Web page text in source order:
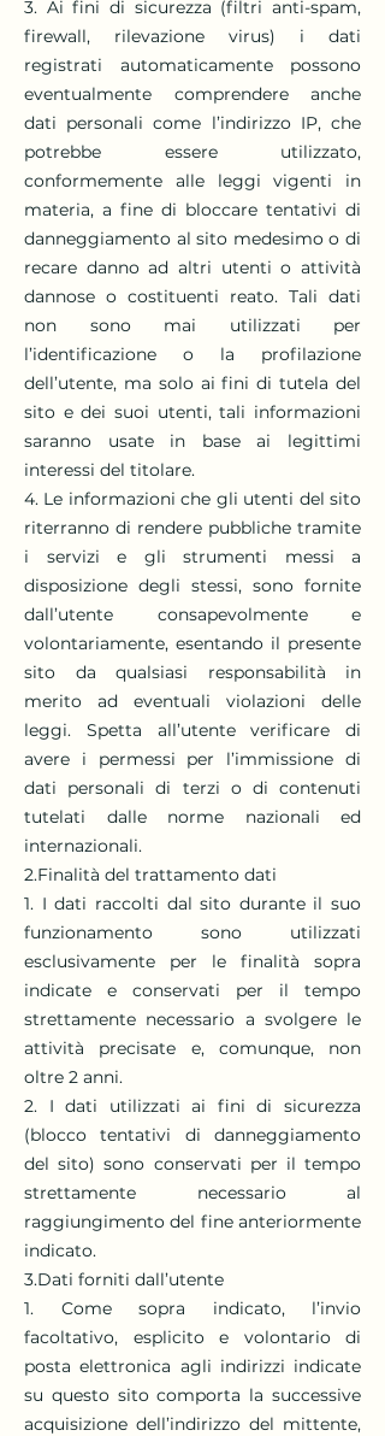
3. Ai fini di sicurezza (filtri anti-spam,
firewall, rilevazione virus) i dati
registrati automaticamente possono
eventualmente comprendere anche
dati personali come l’indirizzo IP, che
potrebbe essere utilizzato,
conformemente alle leggi vigenti in
materia, a fine di bloccare tentativi di
danneggiamento al sito medesimo o di
recare danno ad altri utenti o attività
dannose o costituenti reato. Tali dati
non sono mai utilizzati per
l’identificazione o la profilazione
dell’utente, ma solo ai fini di tutela del
sito e dei suoi utenti, tali informazioni
saranno usate in base ai legittimi
interessi del titolare.
4. Le informazioni che gli utenti del sito
riterranno di rendere pubbliche tramite
i servizi e gli strumenti messi a
disposizione degli stessi, sono fornite
dall’utente consapevolmente e
volontariamente, esentando il presente
sito da qualsiasi responsabilità in
merito ad eventuali violazioni delle
leggi. Spetta all’utente verificare di
avere i permessi per l’immissione di
dati personali di terzi o di contenuti
tutelati dalle norme nazionali ed
internazionali.
2.Finalità del trattamento dati
1. I dati raccolti dal sito durante il suo
funzionamento sono utilizzati
esclusivamente per le finalità sopra
indicate e conservati per il tempo
strettamente necessario a svolgere le
attività precisate e, comunque, non
oltre 2 anni.
2. I dati utilizzati ai fini di sicurezza
(blocco tentativi di danneggiamento
del sito) sono conservati per il tempo
strettamente necessario al
raggiungimento del fine anteriormente
indicato.
3.Dati forniti dall’utente
1. Come sopra indicato, l’invio
facoltativo, esplicito e volontario di
posta elettronica agli indirizzi indicate
su questo sito comporta la successive
acquisizione dell’indirizzo del mittente,